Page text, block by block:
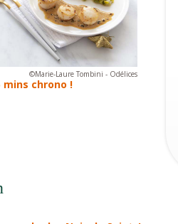
©Marie-Laure Tombini - Odélices
mins chrono !